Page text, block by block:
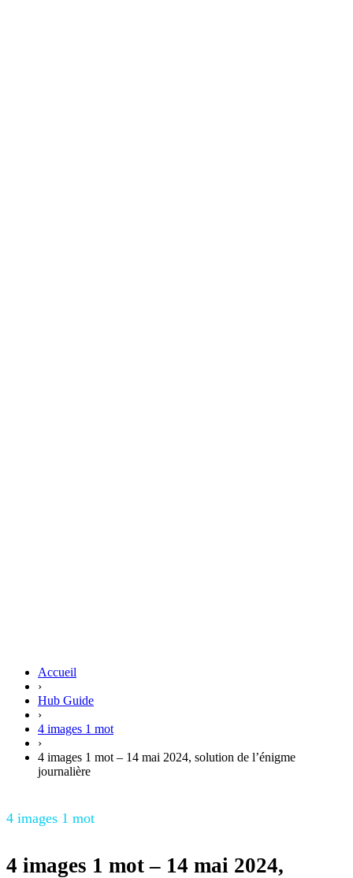
Accueil
›
Hub Guide
›
4 images 1 mot
›
4 images 1 mot – 14 mai 2024, solution de l’énigme
journalière
4 images 1 mot
4 images 1 mot – 14 mai 2024,